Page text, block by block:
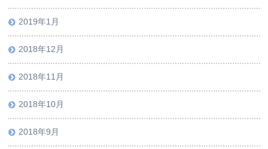
2019年1月
2018年12月
2018年11月
2018年10月
2018年9月